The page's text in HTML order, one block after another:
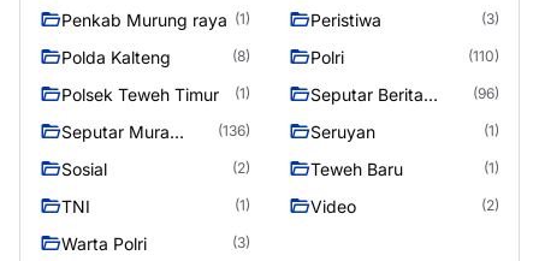
Penkab Murung raya (1) Peristiwa (3)
Polda Kalteng (8) Polri (110)
Polsek Teweh Timur (1)
Seputar Berita
(96)
Seputar Mura
(136) Seruyan (1)
Sosial (2) Teweh Baru (1)
TNI (1) Video (2)
Warta Polri (3)